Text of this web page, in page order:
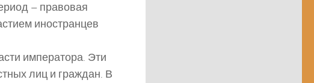
– правовая
иностранцев
императора. Эти
лиц и граждан. В